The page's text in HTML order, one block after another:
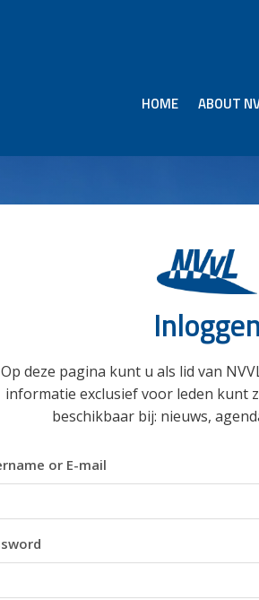
HOME ABOUT
Inloggen
Op deze pagina kunt u als lid van
informatie exclusief voor leden kunt
beschikbaar bij: nieuws,
or E-mail